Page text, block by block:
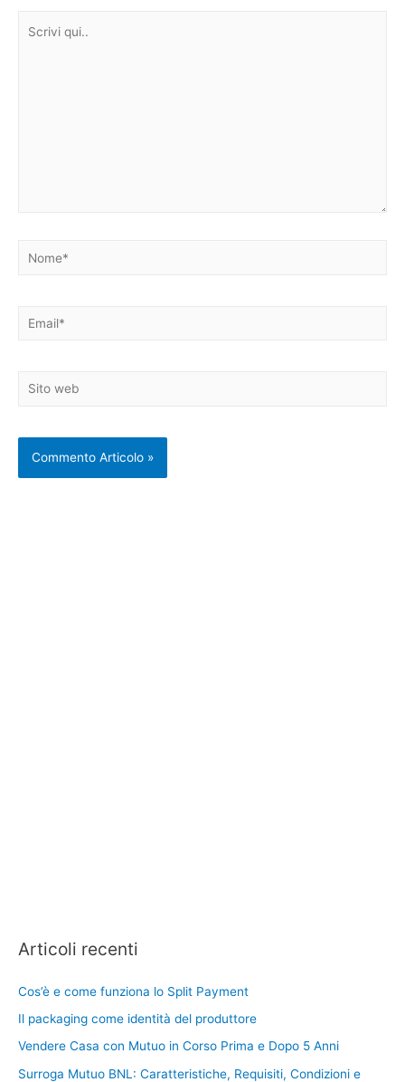
Nome*
Email*
Sito
Articoli recenti
Cos’è e come funziona lo Split Payment
Il packaging come identità del produttore
Vendere Casa con Mutuo in Corso Prima e Dopo 5 Anni
Surroga Mutuo BNL: Caratteristiche, Requisiti, Condizioni e